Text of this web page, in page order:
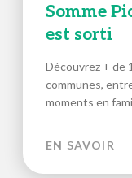
Somme
est sorti
Découvrez + de
communes,
moments en
EN SAVOIR